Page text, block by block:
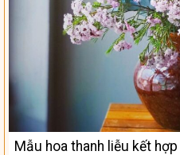
Mẫu hoa thanh liễu kết